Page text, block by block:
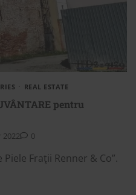
REAL ESTATE
pentru
2022 0
Fraţii Renner & Co”.